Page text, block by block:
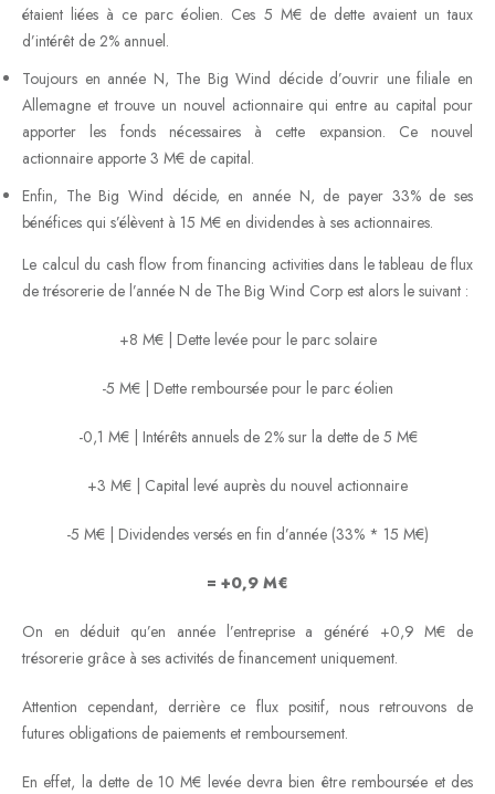
étaient liées à ce parc éolien. Ces 5 M€ de dette avaient un taux
d’intérêt de 2% annuel.
Toujours en année N, The Big Wind décide d’ouvrir une filiale en
Allemagne et trouve un nouvel actionnaire qui entre au capital pour
apporter les fonds nécessaires à cette expansion. Ce nouvel
actionnaire apporte 3 M€ de capital.
Enfin, The Big Wind décide, en année N, de payer 33% de ses
bénéfices qui s’élèvent à 15 M€ en dividendes à ses actionnaires.
Le calcul du cash flow from financing activities dans le tableau de flux
de trésorerie de l’année N de The Big Wind Corp est alors le suivant :
+8 M€ | Dette levée pour le parc solaire
-5 M€ | Dette remboursée pour le parc éolien
-0,1 M€ | Intérêts annuels de 2% sur la dette de 5 M€
+3 M€ | Capital levé auprès du nouvel actionnaire
-5 M€ | Dividendes versés en fin d’année (33% * 15 M€)
= +0,9 M€
On en déduit qu’en année l’entreprise a généré +0,9 M€ de
trésorerie grâce à ses activités de financement uniquement.
Attention cependant, derrière ce flux positif, nous retrouvons de
futures obligations de paiements et remboursement.
En effet, la dette de 10 M€ levée devra bien être remboursée et des